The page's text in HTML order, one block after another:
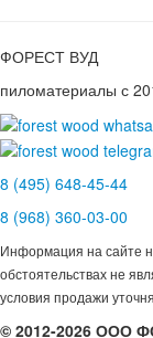
ФОРЕСТ ВУД
пиломатериалы с
8 (495) 648-45-44
8 (968) 360-03-00
Информация на сайте
обстоятельствах не
условия продажи
© 2012-2026 ООО